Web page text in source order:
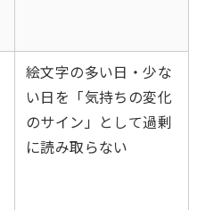
絵文字の多い日・少な
い日を「気持ちの変化
のサイン」として過剰
に読み取らない